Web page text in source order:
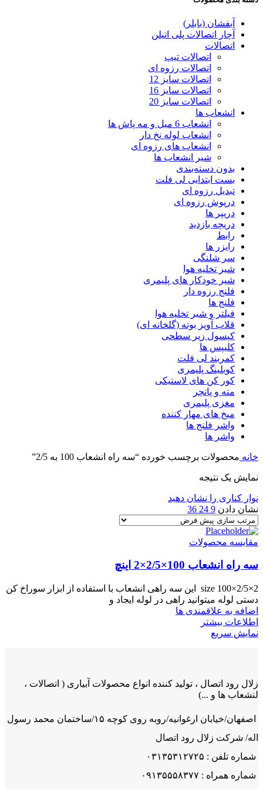
آبفشان (بابلر)
آچار اتصالات پلی اتیلن
اتصالات
اتصالات تیپ
اتصالات رزوه ای
اتصالات سایز 12
اتصالات سایز 16
اتصالات سایز 20
انشعاب ها
انشعاب 6 میل و مه پاش ها
انشعاب لوله نخ دار
انشعاب های رزوه ای
شیر انشعاب ها
بدون دسته‌بندی
بست ابتدایی لی فلت
تبدیل رزوه ای
درپوش رزوه ای
دریپر ها
دریچه بازدید
رابط
رایزر ها
سر شلنگی
شیر تخلیه هوا
شیر خودکار های پلیمری
فلنج رزوه دار
فلنج ها
فیلتر و شیر تخلیه هوا
قلاب آویز بوته (گلخانه ای)
کپسول زیر سطحی
کلیپس ها
کمربند لی فلت
کوبلینگ پلیمری
کور کن های لاستیکی
مته و پانچر
مغزی پلیمری
میخ های مهار کننده
واشر فلنج ها
واشر ها
خانه محصولات برچسب خورده “سه راه انشعاب 100 به 2/5”
نمایش یک نتیجه
نوار کناری را نشان دهید
نشان دادن 9
24
36
مقایسه محصولات
سه راه انشعاب 100×2/5×2 اینچ
size 100×2/5×2 این سه راهی انشعاب با استفاده از ابزار سوراخ کن
دستی لوله میتوانید راهی در لوله ایجاد و
اضافه به علاقمندی ها
اطلاعات بیشتر
نمایش سریع
زلال رود اتصال ، تولید کننده انواع محصولات آبیاری ( اتصالات ،
لنشعاب ها و ...)
اصفهان/خیابان ارغوانیه/روبه روی کوچه ۱۵/ساختمان محمد رسول
اله/ شرکت زلال رود اتصال
شماره تلفن : ۰۳۱۳۵۳۱۲۷۲۵
شماره همراه : ۰۹۱۳۵۵۵۸۳۷۷